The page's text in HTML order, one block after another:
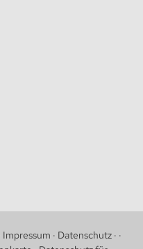
Impressum · Datenschutz· ·